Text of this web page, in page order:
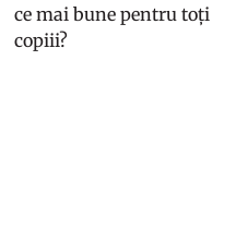
ce mai bune pentru toți
copiii?